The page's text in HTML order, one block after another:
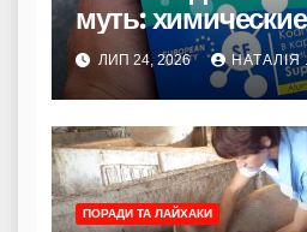
муть:
принцип
коагулянтов
ЛИП 24, 2026
ПОРАДИ ТА ЛАЙХАКИ